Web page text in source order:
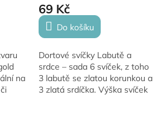
na
69 Kč
Do košíku
Dortové svíčky Labutě a
srdce – sada 6 svíček, z toho
3 labutě se zlatou korunkou a
3 zlatá srdíčka. Výška svíček